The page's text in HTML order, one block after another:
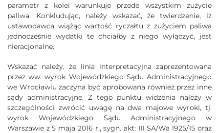
parametr z kolei warunkuje przede wszystkim zużycie
paliwa. Konkludując, należy wskazać, że twierdzenie, iż
ustawodawca wiążąc wartość ryczałtu z zużyciem paliwa
jednocześnie wydatki te chciałby z niego wyłączyć, jest
nieracjonalne.
Wskazać należy, że linia interpretacyjna zaprezentowana
przez ww. wyrok Wojewódzkiego Sądu Administracyjnego
we Wrocławiu zaczyna być aprobowana również przez inne
sądy administracyjne. Z tego punktu widzenia należy w
szczególności zwrócić uwagę na dwa majowe wyroki, tj.
wyrok Wojewódzkiego Sądu Administracyjnego w
Warszawie z 5 maja 2016 r., sygn. akt: III SA/Wa 1925/15 oraz